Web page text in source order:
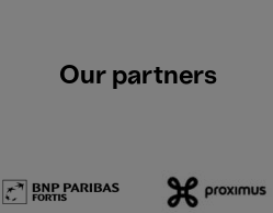
Our partners